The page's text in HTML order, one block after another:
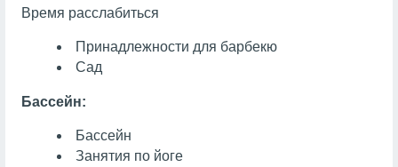
Время расслабиться
Принадлежности для барбекю
Сад
Бассейн:
Бассейн
Занятия по йоге